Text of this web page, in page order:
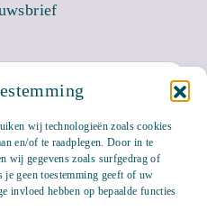
wij technologieën zoals cookies
en/of te raadplegen. Door in te
wij gegevens zoals surfgedrag of
geen toestemming geeft of uw
invloed hebben op bepaalde functies